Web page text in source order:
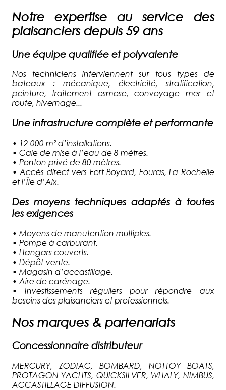
Notre expertise au service des
plaisanciers depuis 59 ans
Une équipe qualifiée et polyvalente
Nos techniciens interviennent sur tous types de
bateaux : mécanique, électricité, stratification,
peinture, traitement osmose, convoyage mer et
route, hivernage...
Une infrastructure complète et performante
• 12 000 m² d’installations.
• Cale de mise à l’eau de 8 mètres.
• Ponton privé de 80 mètres.
• Accès direct vers Fort Boyard, Fouras, La Rochelle
et l’Île d’Aix.
Des moyens techniques adaptés à toutes
les exigences
• Moyens de manutention multiples.
• Pompe à carburant.
• Hangars couverts.
• Dépôt-vente.
• Magasin d’accastillage.
• Aire de carénage.
•
Investissements réguliers pour répondre aux
besoins des plaisanciers et professionnels.
Nos marques & partenariats
Concessionnaire distributeur
MERCURY, ZODIAC, BOMBARD, NOTTOY BOATS,
PROTAGON YACHTS, QUICKSILVER, WHALY, NIMBUS,
ACCASTILLAGE DIFFUSION.